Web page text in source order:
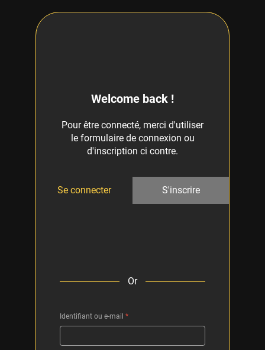
Welcome back !
Pour être connecté, merci d'utiliser
le formulaire de connexion ou
d'inscription ci contre.
Se connecter S'inscrire
Or
Identifiant ou e-mail *